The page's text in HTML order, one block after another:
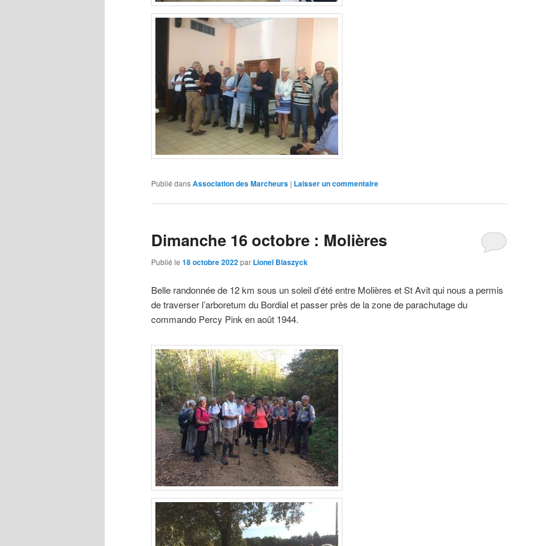
Publié dansAssociation des Marcheurs | Laisser un commentaire
Dimanche 16 octobre : Molières
Publié le 18 octobre 2022par Lionel Blaszyck
Belle randonnée de 12 km sous un soleil d’été entre Molières et St Avit qui nous a permis
de traverser l’arboretum du Bordial et passer près de la zone de parachutage du
commando Percy Pink en août 1944.